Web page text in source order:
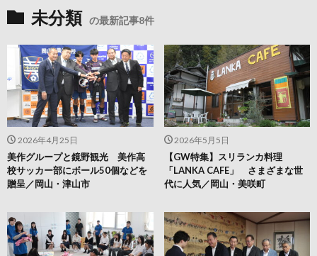
未分類 の最新記事8件
2026年5月5日
【GW特集】スリランカ料理
「LANKA CAFE」 さまざまな世
代に人気／岡山・美咲町
2026年4月25日
美作グループと鏡野観光 美作高
校サッカー部にボール50個などを
贈呈／岡山・津山市